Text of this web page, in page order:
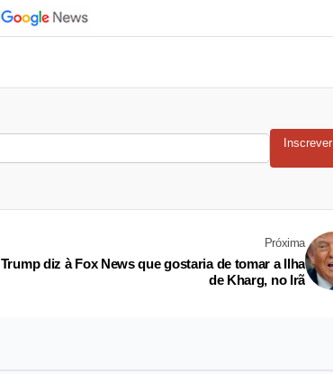
Inscrever
Próxima
Trump diz à Fox News que gostaria de tomar a Ilha
de Kharg, no Irã